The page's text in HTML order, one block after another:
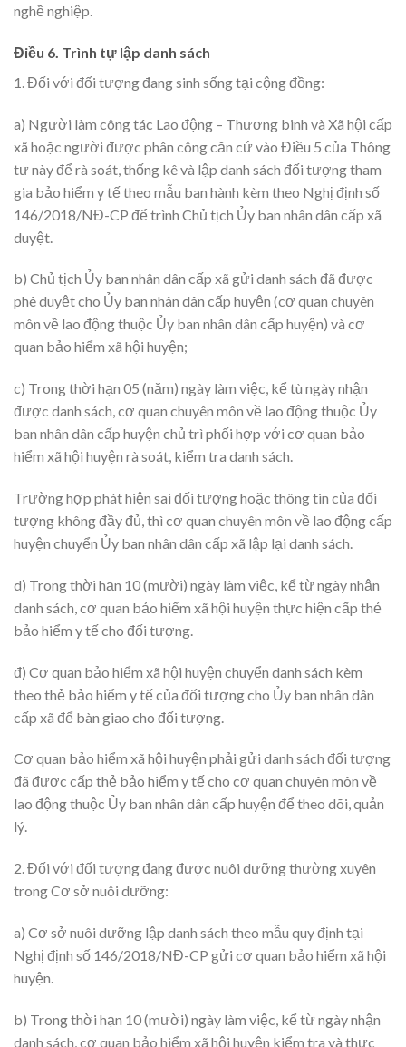
nghề nghiệp.
Điều 6. Trình tự lập danh sách
1. Đối với đối tượng đang sinh sống tại cộng đồng:
a) Người làm công tác Lao động – Thương binh và Xã hội cấp
xã hoặc người được phân công căn cứ vào Điều 5 của Thông
tư này để rà soát, thống kê và lập danh sách đối tượng tham
gia bảo hiểm y tế theo mẫu ban hành kèm theo Nghị định số
146/2018/NĐ-CP để trình Chủ tịch Ủy ban nhân dân cấp xã
duyệt.
b) Chủ tịch Ủy ban nhân dân cấp xã gửi danh sách đã được
phê duyệt cho Ủy ban nhân dân cấp huyện (cơ quan chuyên
môn về lao động thuộc Ủy ban nhân dân cấp huyện) và cơ
quan bảo hiểm xã hội huyện;
c) Trong thời hạn 05 (năm) ngày làm việc, kể tù ngày nhận
được danh sách, cơ quan chuyên môn về lao động thuộc Ủy
ban nhân dân cấp huyện chủ trì phối hợp với cơ quan bảo
hiểm xã hội huyện rà soát, kiểm tra danh sách.
Trường hợp phát hiện sai đối tượng hoặc thông tin của đối
tượng không đầy đủ, thì cơ quan chuyên môn về lao động cấp
huyện chuyển Ủy ban nhân dân cấp xã lập lại danh sách.
d) Trong thời hạn 10 (mười) ngày làm việc, kể từ ngày nhận
danh sách, cơ quan bảo hiểm xã hội huyện thực hiện cấp thẻ
bảo hiểm y tế cho đối tượng.
đ) Cơ quan bảo hiểm xã hội huyện chuyển danh sách kèm
theo thẻ bảo hiểm y tế của đối tượng cho Ủy ban nhân dân
cấp xã để bàn giao cho đối tượng.
Cơ quan bảo hiểm xã hội huyện phải gửi danh sách đối tượng
đã được cấp thẻ bảo hiểm y tế cho cơ quan chuyên môn về
lao động thuộc Ủy ban nhân dân cấp huyện để theo dõi, quản
lý.
2. Đối với đối tượng đang được nuôi dưỡng thường xuyên
trong Cơ sở nuôi dưỡng:
a) Cơ sở nuôi dưỡng lập danh sách theo mẫu quy định tại
Nghị định số 146/2018/NĐ-CP gửi cơ quan bảo hiểm xã hội
huyện.
b) Trong thời hạn 10 (mười) ngày làm việc, kể từ ngày nhận
danh sách, cơ quan bảo hiểm xã hội huyện kiểm tra và thực